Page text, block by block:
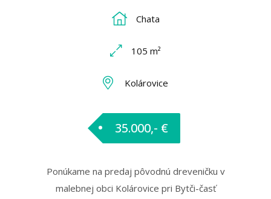
Chata
105 m²
Kolárovice
35.000,- €
Ponúkame na predaj pôvodnú dreveničku v
malebnej obci Kolárovice pri Bytči-časť